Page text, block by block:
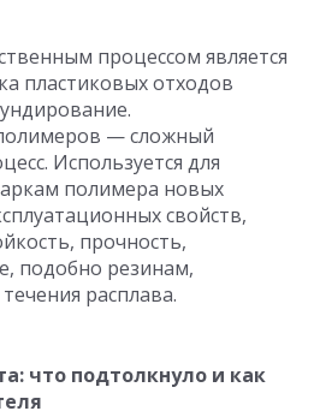
процессом является
пластиковых отходов
— сложный
Используется для
полимера новых
свойств,
прочность,
подобно резинам,
расплава.
что подтолкнуло и как